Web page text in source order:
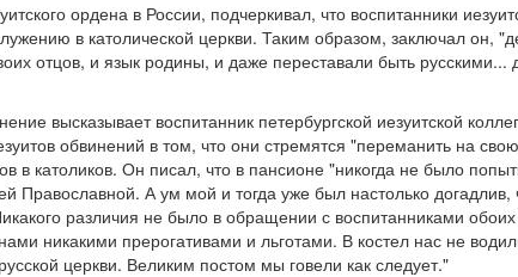
ордена в России, подчеркивал, что воспитанники
в католической церкви. Таким образом, заключал он,
отцов, и язык родины, и даже переставали быть
высказывает воспитанник петербургской иезуитской
обвинений в том, что они стремятся "переманить на
в католиков. Он писал, что в пансионе "никогда не было
Православной. А ум мой и тогда уже был настолько
различия не было в обращении с воспитанниками
никакими прерогативами и льготами. В костел нас не
церкви. Великим постом мы говели как следует."